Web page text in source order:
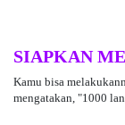
SIAPKAN
Kamu bisa
mengatakan, "1000